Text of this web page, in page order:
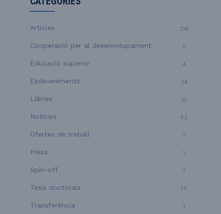
Articles 316
Cooperació per al desenvolupament 5
Educació superior 4
Esdeveniments 24
Llibres 13
Notícies 52
Ofertes de treball 1
Press 1
Spin-off 1
Tesis doctorals 75
Transferència 1